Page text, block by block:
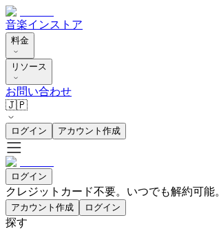
音楽インストア
料金
リソース
お問い合わせ
🇯🇵
ログイン アカウント作成
ログイン
クレジットカード不要。いつでも解約可能。
アカウント作成 ログイン
探す